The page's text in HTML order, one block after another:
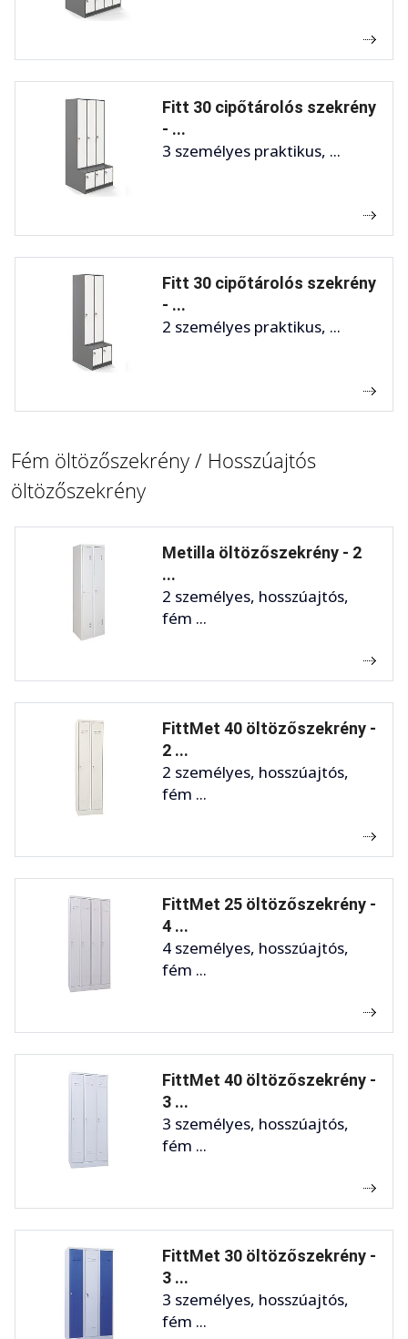
Fitt 30 cipőtárolós szekrény
- ...
3 személyes praktikus, ...
Fitt 30 cipőtárolós szekrény
- ...
2 személyes praktikus, ...
Fém öltözőszekrény / Hosszúajtós
öltözőszekrény
Metilla öltözőszekrény - 2
...
2 személyes, hosszúajtós,
fém ...
FittMet 40 öltözőszekrény -
2 ...
2 személyes, hosszúajtós,
fém ...
FittMet 25 öltözőszekrény -
4 ...
4 személyes, hosszúajtós,
fém ...
FittMet 40 öltözőszekrény -
3 ...
3 személyes, hosszúajtós,
fém ...
FittMet 30 öltözőszekrény -
3 ...
3 személyes, hosszúajtós,
fém ...